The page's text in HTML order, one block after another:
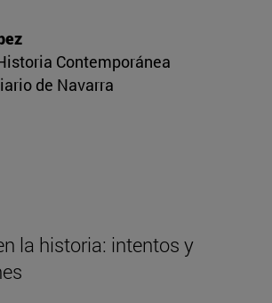
Contemporánea
de Navarra
la historia: intentos y